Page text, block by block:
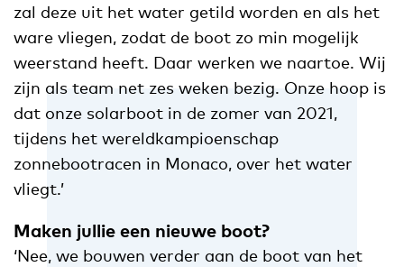
zal deze uit het water getild worden en als het
ware vliegen, zodat de boot zo min mogelijk
weerstand heeft. Daar werken we naartoe. Wij
zijn als team net zes weken bezig. Onze hoop is
dat onze solarboot in de zomer van 2021,
tijdens het wereldkampioenschap
zonnebootracen in Monaco, over het water
vliegt.’
Maken jullie een nieuwe boot?
‘Nee, we bouwen verder aan de boot van het